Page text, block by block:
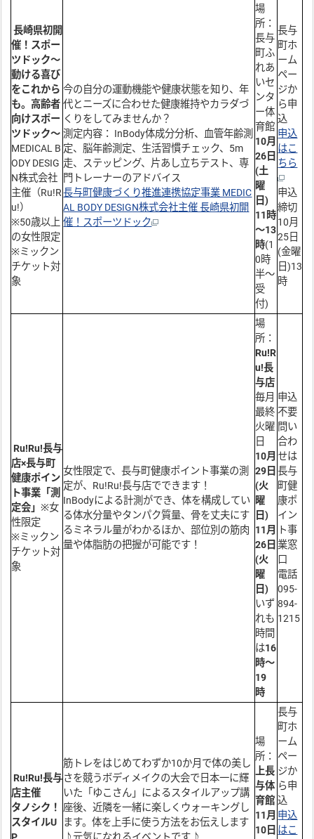
長崎県初開
催！スポー
ツドック～
動ける喜び
をこれから
も。高齢者
向けスポー
ツドック～
MEDICAL B
ODY DESIG
N株式会社
主催（Ru!R
u!）
※50歳以上
の女性限定
※ミックン
チケット対
象
今の自分の運動機能や健康状態を知り、年
代とニーズに合わせた健康維持やカラダづ
くりをしてみませんか？
測定内容： InBody体成分分析、血管年齢測
定、脳年齢測定、生活習慣チェック、5m
走、ステッピング、片あし立ちテスト、専
門トレーナーのアドバイス
長与町健康づくり推進連携協定事業 MEDIC
AL BODY DESIGN株式会社主催 長崎県初開
催！スポーツドック
場
所：
長与
町ふ
れあ
いセ
ンタ
ー体
育館
10月
26日
(土
曜
日)
11時
～13
時(1
0時
半～
受
付)
長与
町ホ
ーム
ペー
ジか
ら申
込
申込
はこ
ちら
申込
締切
10月
25日
(金曜
日)13
時
Ru!Ru!長与
店×長与町
健康ポイン
ト事業「測
定会」※女
性限定
※ミックン
チケット対
象
女性限定で、長与町健康ポイント事業の測
定が、Ru!Ru!長与店でできます！
InBodyによる計測ができ、体を構成してい
る体水分量やタンパク質量、骨を丈夫にす
るミネラル量がわかるほか、部位別の筋肉
量や体脂肪の把握が可能です！
場
所：
Ru!R
u!長
与店
毎月
最終
火曜
日
10月
29日
(火
曜
日)
11月
26日
(火
曜
日)
いず
れも
時間
は16
時～
19
時
申込
不要
問い
合わ
せは
長与
町健
康ポ
イン
ト事
業窓
口
電話
095-
894-
1215
Ru!Ru!長与
店主催
タノシク！
スタイルU
筋トレをはじめてわずか10か月で体の美し
さを競うボディメイクの大会で日本一に輝
いた「ゆこさん」によるスタイルアップ講
座後、近隣を一緒に楽しくウォーキングし
ます。体を上手に使う方法をお伝えします
場
所：
上長
与体
育館
11月
10日
長与
町ホ
ーム
ペー
ジか
ら申
込
申込
はこ